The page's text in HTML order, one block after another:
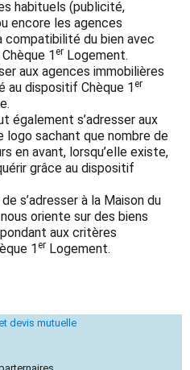
habituels (publicité,
encore les agences
du bien avec
1 er Logement.
aux agences immobilières
au dispositif Chèque 1 er
également s’adresser aux
sachant que nombre de
en avant, lorsqu’elle existe,
grâce au dispositif
s’adresser à la Maison du
oriente sur des biens
aux critères
1 er Logement.